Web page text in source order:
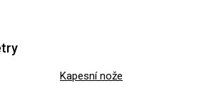
Kapesní nože